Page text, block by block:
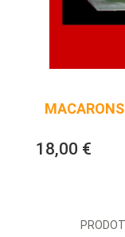
18,00 €